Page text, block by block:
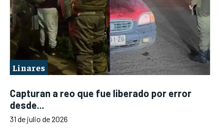
Linares
Capturan a reo que fue liberado por error
desde...
31 de julio de 2026